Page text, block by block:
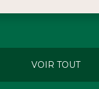
VOIR TOUT